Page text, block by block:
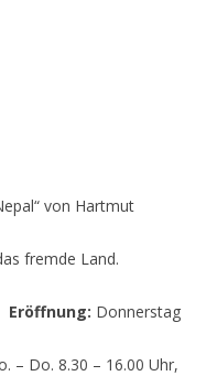
von Hartmut
fremde Land.
Eröffnung: Donnerstag
– Do. 8.30 – 16.00 Uhr,